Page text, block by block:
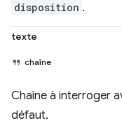
disposition .
texte
chaîne
Chaîne à interroger
défaut.